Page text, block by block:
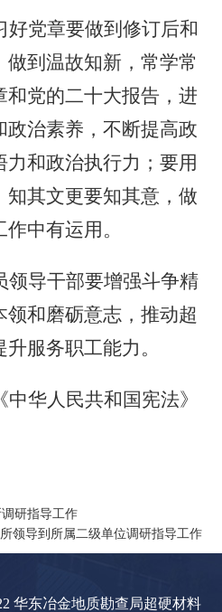
好党章要做到修订后和
到温故知新，常学常
和党的二十大报告，进
政治素养，不断提高政
和政治执行力；要用
知其文更要知其意，做
中有运用。
领导干部要增强斗争精
和磨砺意志，推动超
服务职工能力。
华人民共和国宪法》
调研指导工作
领导到所属二级单位调研指导工作
华东冶金地质勘查局超硬材料